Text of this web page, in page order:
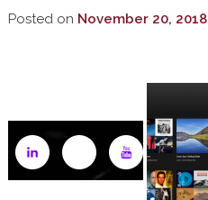
Posted on November 20, 2018